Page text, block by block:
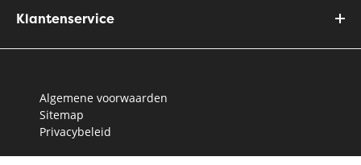
Klantenservice
Algemene voorwaarden
Sitemap
Privacybeleid